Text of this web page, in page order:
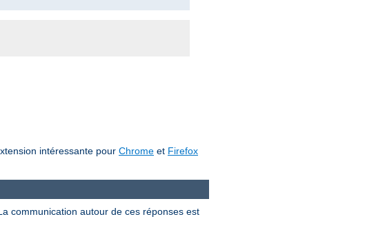
intéressante pour Chrome et Firefox
communication autour de ces réponses est